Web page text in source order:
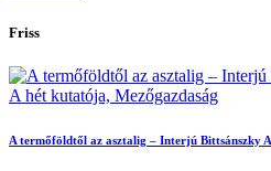
Friss
A hét kutatója, Mezőgazdaság
A termőföldtől az asztalig – Interjú Bittsánszky